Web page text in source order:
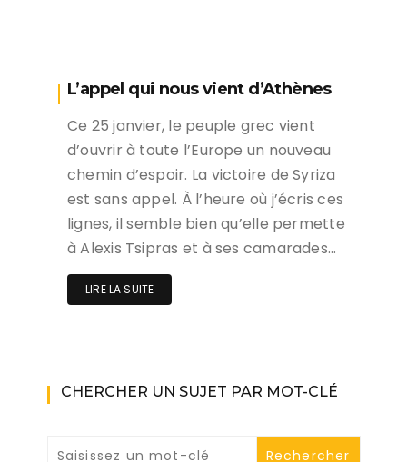
L’appel qui nous vient d’Athènes
Ce 25 janvier, le peuple grec vient
d’ouvrir à toute l’Europe un nouveau
chemin d’espoir. La victoire de Syriza
est sans appel. À l’heure où j’écris ces
lignes, il semble bien qu’elle permette
à Alexis Tsipras et à ses camarades…
LIRE LA SUITE
CHERCHER UN SUJET PAR MOT-CLÉ